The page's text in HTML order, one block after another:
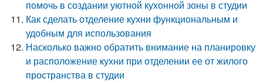
помочь в создании уютной кухонной зоны в студии
Как сделать отделение кухни функциональным и
удобным для использования
Насколько важно обратить внимание на планировку
и расположение кухни при отделении ее от жилого
пространства в студии